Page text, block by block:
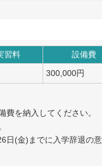
習料 設備費
300,000円
を納入してください。
(金)までに入学辞退の